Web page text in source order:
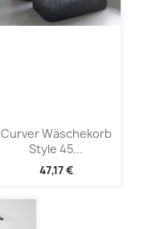
Curver Wäschekorb
Style 45...
47,17 €